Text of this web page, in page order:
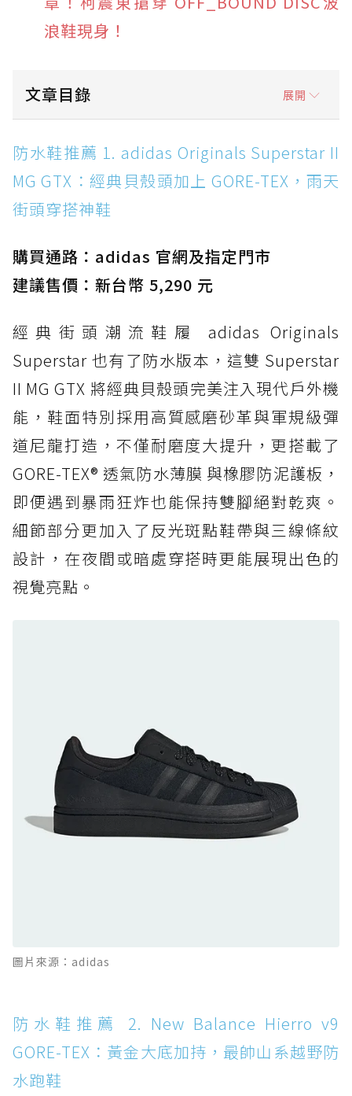
浪鞋現身！
文章目錄 展開
防水鞋推薦 1. adidas Originals Superstar II
MG GTX：經典貝殼頭加上 GORE-TEX，雨天街
頭穿搭神鞋
防水鞋推薦 2. New Balance Hierro v9 GORE-
防水鞋推薦 3. Nike Dunk Low GORE-TEX：
經典 Dunk 輪廓加上防水科技，雨天穿搭帥度不
打折
防水鞋推薦 4. ASICS TRABUCO 14 GTX：搭
載 GORE-TEX 隱形貼合科技，全方位防水神鞋
防水鞋推薦 5. Salomon XT-6 GORE-TEX：潮
人必備山系鞋王！防滑、防水與街頭顏值一次攻
頂
防水鞋推薦 6. HOKA Stinson Evo GTX：越野
復刻厚底，GORE-TEX 防水與增高神器一次滿
防水鞋推薦 7. Timberland Motion Access：
黃靴同級頂級防水，輕量化工裝健走鞋雨天必備
防水鞋推薦 7. Timberland Motion Access：
黃靴同級頂級防水，輕量化工裝健走鞋雨天必備
防水鞋推薦 10. PUMA Voyage NITRO™ 4
GORE-TEX：氮氣中底注入，回彈與防滑兼具的
全天候越野跑鞋
防水鞋推薦 11. On Cloudhorizon 2 WP：腳
感軟彈、搭載 Missiongrip™ 的防水輕越野鞋
Boot：馬汀首款雨靴登場，經典八孔加上全防
防水鞋推薦 14. SKECHERS BADGER
WATERPROOF：一踩即穿懶人神器！搭載固特
異大底與全防水厚底健走鞋
防水鞋推薦 15. Brooks Cascadia 19 GTX：注
防水鞋推薦 1. adidas Originals Superstar II
MG GTX：經典貝殼頭加上 GORE-TEX，雨天
街頭穿搭神鞋
購買通路：adidas 官網及指定門市
建議售價：新台幣 5,290 元
經典街頭潮流鞋履 adidas Originals
Superstar 也有了防水版本，這雙 Superstar
II MG GTX 將經典貝殼頭完美注入現代戶外機
能，鞋面特別採用高質感磨砂革與軍規級彈
道尼龍打造，不僅耐磨度大提升，更搭載了
GORE-TEX® 透氣防水薄膜 與橡膠防泥護板，
即便遇到暴雨狂炸也能保持雙腳絕對乾爽。
細節部分更加入了反光斑點鞋帶與三線條紋
設計，在夜間或暗處穿搭時更能展現出色的
視覺亮點。
圖片來源：adidas
防水鞋推薦 2. New Balance Hierro v9
GORE-TEX：黃金大底加持，最帥山系越野防
水跑鞋